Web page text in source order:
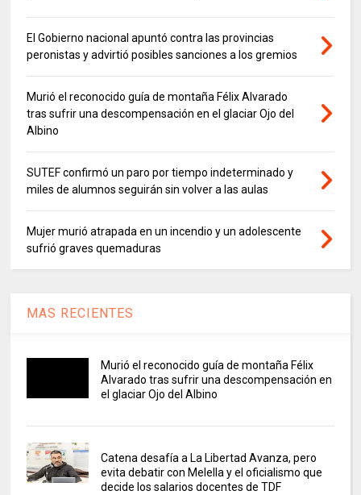
El Gobierno nacional apuntó contra las provincias
peronistas y advirtió posibles sanciones a los gremios
Murió el reconocido guía de montaña Félix Alvarado
tras sufrir una descompensación en el glaciar Ojo del
Albino
SUTEF confirmó un paro por tiempo indeterminado y
miles de alumnos seguirán sin volver a las aulas
Mujer murió atrapada en un incendio y un adolescente
sufrió graves quemaduras
MAS RECIENTES
Murió el reconocido guía de montaña Félix
Alvarado tras sufrir una descompensación en
el glaciar Ojo del Albino
Catena desafía a La Libertad Avanza, pero
evita debatir con Melella y el oficialismo que
decide los salarios docentes de TDF